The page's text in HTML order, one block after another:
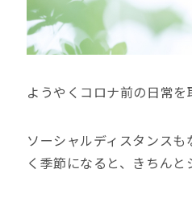
ようやくコロナ前の日常
ソーシャルディスタンス
く季節になると、きちん